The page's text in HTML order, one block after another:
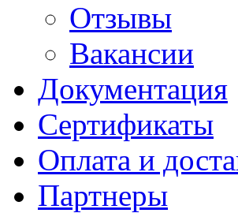
Отзывы
Вакансии
Документация
Сертификаты
Оплата и
Партнеры